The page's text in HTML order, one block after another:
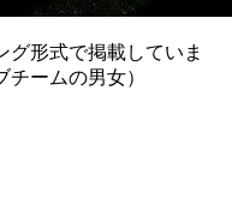
グ形式で掲載していま
ームの男女）